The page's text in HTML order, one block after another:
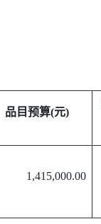
品目预算(元)
1,415,000.00